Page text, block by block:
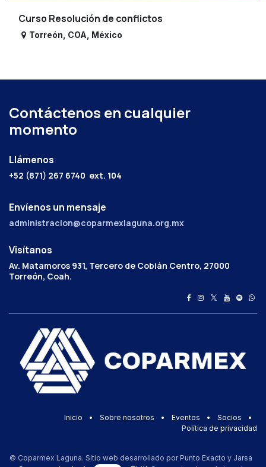
Curso Resolución de conflictos
Torreón COA México
Contáctenos en cualquier
momento
Llámenos
+52 (871) 267 6740 ext. 104
Envíenos un mensaje
administracion@coparmexlaguna.org.mx
Visítanos
Av. Matamoros 931, Tercero de Cobián Centro, 27000
Torreón, Coah.
Inicio • Sobre nosotros • Eventos • Socios
•
Política de privacidad
© Coparmex Laguna. Sitio web desarrollado por Punto Exacto y Jarsa